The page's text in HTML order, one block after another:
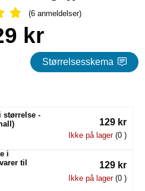
Anmeldelser: 4.83 Stjerne, Spring til
(6 anmeldelser)
Kostume XX-Large
kr
Størrelsesskema
af en ny radioknap vil
størrelse -
129 kr
Ikke på lager(0 )
i
til
129 kr
Ikke på lager(0 )